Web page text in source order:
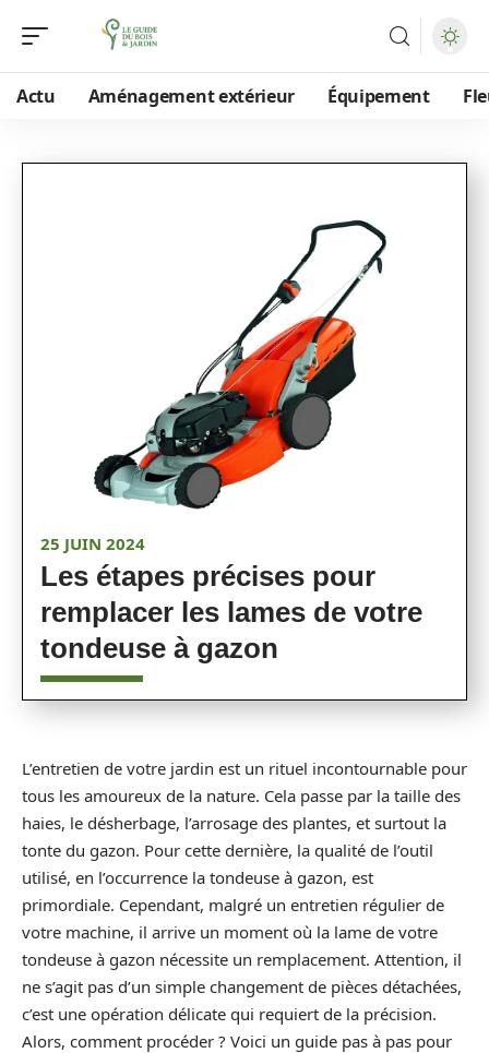
Actu Aménagement extérieur Équipement
25 JUIN 2024
Les étapes précises pour
remplacer les lames de votre
tondeuse à gazon
L’entretien de votre jardin est un rituel incontournable pour
tous les amoureux de la nature. Cela passe par la taille des
haies, le désherbage, l’arrosage des plantes, et surtout la
tonte du gazon. Pour cette dernière, la qualité de l’outil
utilisé, en l’occurrence la tondeuse à gazon, est
primordiale. Cependant, malgré un entretien régulier de
votre machine, il arrive un moment où la lame de votre
tondeuse à gazon nécessite un remplacement. Attention, il
ne s’agit pas d’un simple changement de pièces détachées,
c’est une opération délicate qui requiert de la précision.
Alors, comment procéder ? Voici un guide pas à pas pour